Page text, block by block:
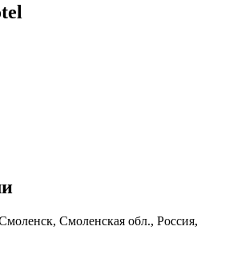
Смоленская обл., Россия,